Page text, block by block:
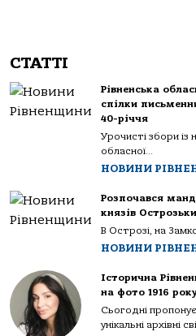
СТАТТІ
Рівненська
спілки
40-річчя
Урочисті збори із
обласної...
НОВИНИ
Розпочався
князів
В Острозі, на
НОВИНИ
Історична
на фото 1916
Сьогодні
унікальні архівні